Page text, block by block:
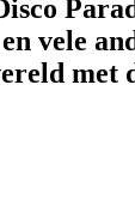
vele
met